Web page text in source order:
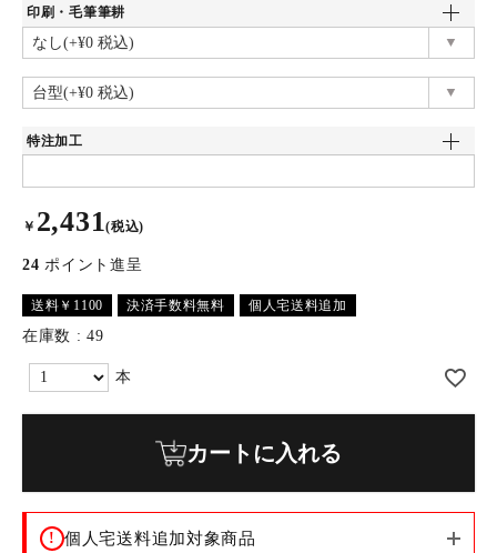
印刷・毛筆筆耕
特注加工
￥ 2,431(税込)
24 ポイント進呈
送料￥1100 決済手数料無料 個人宅送料追加
在庫数 49
カートに入れる
! 個人宅送料追加対象商品